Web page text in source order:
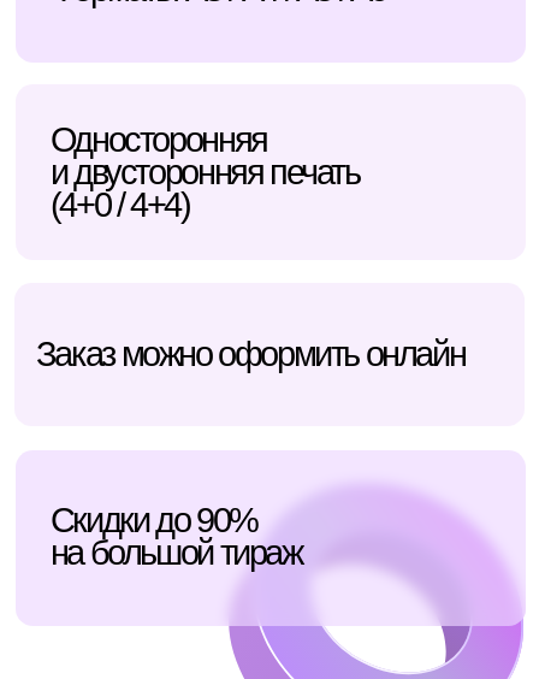
на большой тираж
Примеры печати грамот,
как выглядит готовая печать